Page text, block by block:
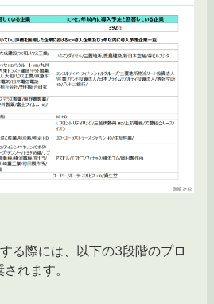
る際には、以下の3段階のプロ
れます。